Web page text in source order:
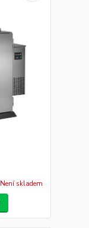
Není skladem